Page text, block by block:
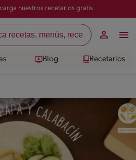
nuestros recetarios gratis
Blog Recetarios